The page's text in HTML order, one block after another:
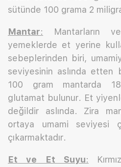
sütünde 100 grama 2
Mantar: Mantarların
yemeklerde et yerine
sebeplerinden biri,
seviyesinin aslında etten
100 gram mantarda
glutamat bulunur. Et
değildir aslında. Zira
ortaya umami seviyesi
çıkarmaktadır.
Et ve Et Suyu: